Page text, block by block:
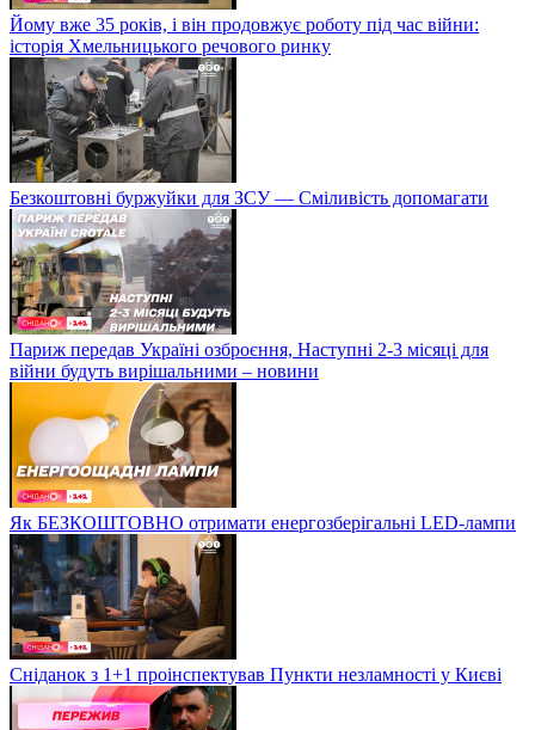
Йому вже 35 років, і він продовжує роботу під час війни:
історія Хмельницького речового ринку
Безкоштовні буржуйки для ЗСУ — Сміливість допомагати
Париж передав Україні озброєння, Наступні 2-3 місяці для
війни будуть вирішальними – новини
Як БЕЗКОШТОВНО отримати енергозберігальні LED-лампи
Сніданок з 1+1 проінспектував Пункти незламності у Києві